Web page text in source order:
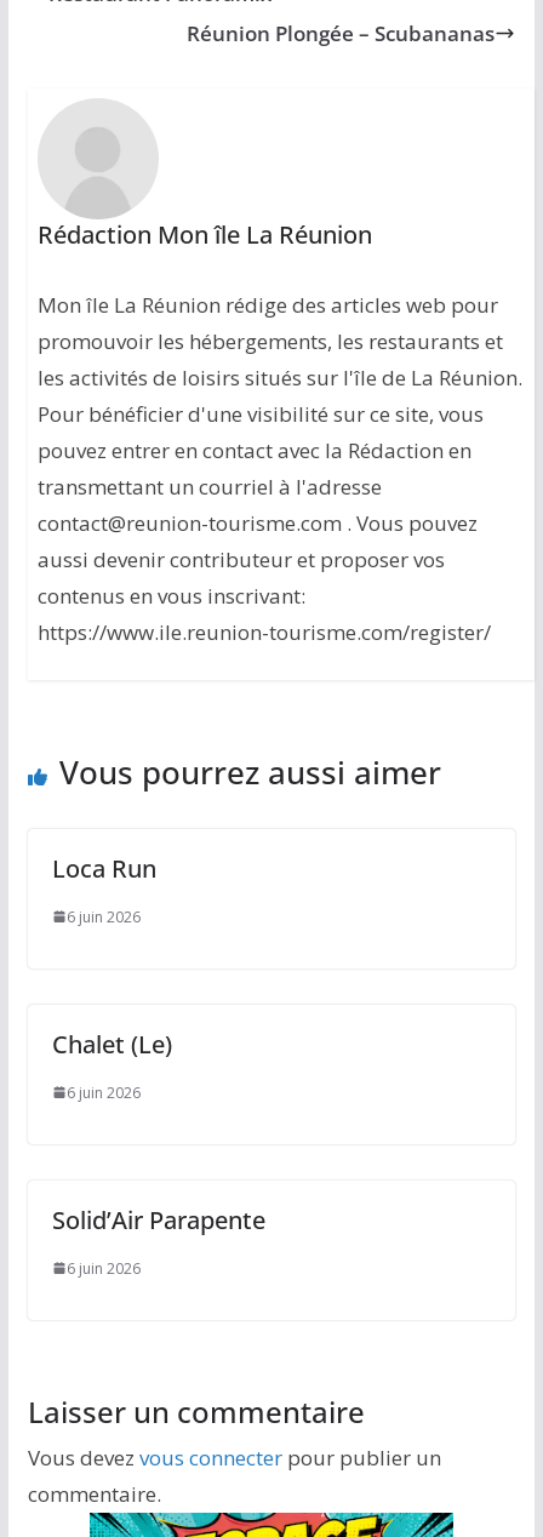
Réunion Plongée – Scubananas
Rédaction Mon île La Réunion
Mon île La Réunion rédige des articles web pour
promouvoir les hébergements, les restaurants et
les activités de loisirs situés sur l'île de La Réunion.
Pour bénéficier d'une visibilité sur ce site, vous
pouvez entrer en contact avec la Rédaction en
transmettant un courriel à l'adresse
contact@reunion-tourisme.com . Vous pouvez
aussi devenir contributeur et proposer vos
contenus en vous inscrivant:
https://www.ile.reunion-tourisme.com/register/
Vous pourrez aussi aimer
Loca Run
6 juin 2026
Chalet (Le)
6 juin 2026
Solid’Air Parapente
6 juin 2026
Laisser un commentaire
Vous devez vous connecterpour publier un
commentaire.